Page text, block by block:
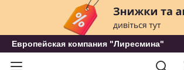
Европейская компания "Лиресмина"